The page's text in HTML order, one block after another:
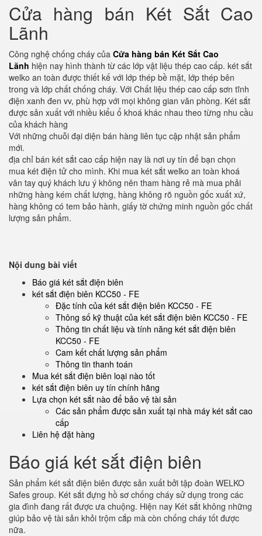
Cửa hàng bán Két Sắt Cao
Lãnh
Công nghệ chống cháy của Cửa hàng bán Két Sắt Cao
Lãnh hiện nay hình thành từ các lớp vật liệu thép cao cấp. két sắt
welko an toàn được thiết kế với lớp thép bề mặt, lớp thép bên
trong và lớp chất chống cháy. Với Chất liệu thép cao cấp sơn tĩnh
điện xanh đen vv, phù hợp với mọi không gian văn phòng. Két sắt
được sản xuất với nhiều kiểu ổ khoá khác nhau theo từng nhu cầu
của khách hàng
Với những chuỗi đại diện bán hàng liên tục cập nhật sản phẩm
mới.
địa chỉ bán két sắt cao cấp hiện nay là nơi uy tín để bạn chọn
mua két điện tử cho mình. Khi mua két sắt welko an toàn khoá
vân tay quý khách lưu ý không nên tham hàng rẻ mà mua phải
những hàng kém chất lượng, hàng không rõ nguồn gốc xuất xứ,
hàng không có tem bảo hành, giấy tờ chứng minh nguồn gốc chất
lượng sản phẩm.
Nội dung bài viết
Báo giá két sắt điện biên
két sắt điện biên KCC50 - FE
Đặc tính của két sắt điện biên KCC50 - FE
Thông số kỹ thuật của két sắt điện biên KCC50 - FE
Thông tin chất liệu và tính năng két sắt điện biên
KCC50 - FE
Cam kết chất lượng sản phẩm
Thông tin thanh toán
Mua két sắt điện biên loại nào tốt
két sắt điện biên uy tín chính hãng
Lựa chọn két sắt nào để bảo vệ tài sản
Các sản phẩm được sản xuất tại nhà máy két sắt cao
cấp
Liên hệ đặt hàng
Báo giá két sắt điện biên
Sản phẩm két sắt điện biên được sản xuất bởi tập đoàn WELKO
Safes group. Két sắt đựng hồ sơ chống cháy sử dụng trong các
gia đình đang rất được ưa chuộng. Hiện nay Két sắt không những
giúp bảo vệ tài sản khỏi trộm cắp mà còn chống cháy tốt được
nữa.